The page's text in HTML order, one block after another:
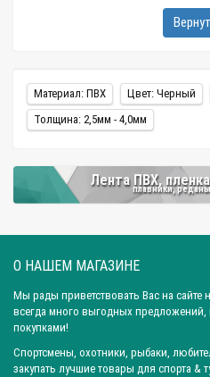
Материал: ПВХ Цвет: Черный
Толщина: 2,5мм - 4,0мм
Лента ПВХ,
плавники,
О НАШЕМ МАГАЗИНЕ
Мы рады приветствовать Вас на сайте
всегда много выгодных предложений,
покупками!
Спортсмены, охотники, рыбаки,
закупать лучшие товары для спорта &